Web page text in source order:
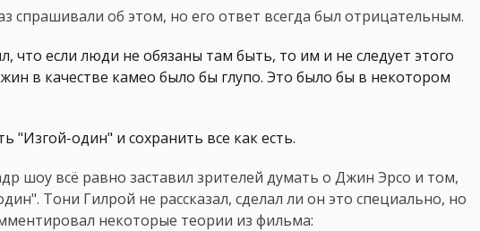
спрашивали об этом, но его ответ всегда был отрицательным.
что если люди не обязаны там быть, то им и не следует этого
в качестве камео было бы глупо. Это было бы в некотором
"Изгой-один" и сохранить все как есть.
шоу всё равно заставил зрителей думать о Джин Эрсо и том,
Тони Гилрой не рассказал, сделал ли он это специально, но
некоторые теории из фильма: